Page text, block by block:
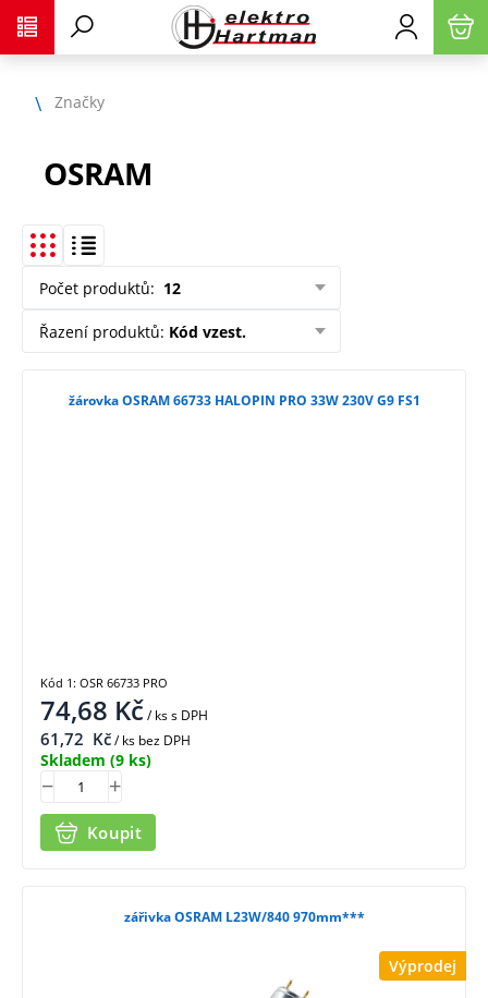
Značky
OSRAM
Počet produktů: 12
Řazení produktů: Kód vzest.
žárovka OSRAM 66733 HALOPIN PRO 33W 230V G9 FS1
74,68 Kč/ kss DPH
61,72 Kč/ ks bez DPH
Skladem (9 ks)
Koupit
Kód 1: OSR 66733 PRO
Výprodej
zářivka OSRAM L23W/840 970mm***